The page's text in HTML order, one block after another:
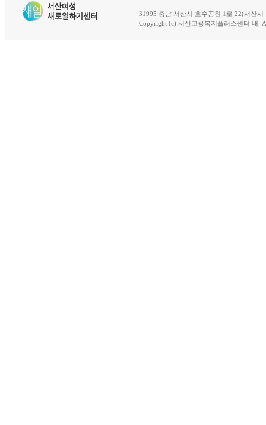
31995 충남 서산시 호수공원 1로 22(서산
Copyright (c) 서산고용복지플러스센터 내.